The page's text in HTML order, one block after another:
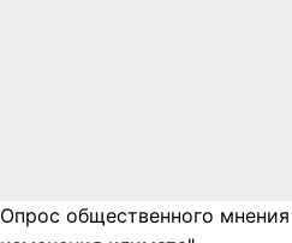
Опрос общественного